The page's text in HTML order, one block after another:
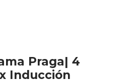
Praga| 4
Inducción